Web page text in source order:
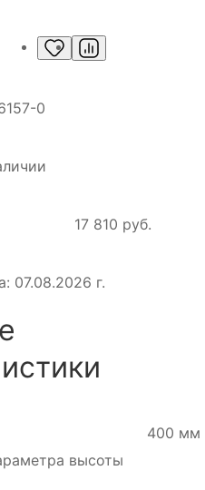
0
17 810 руб.
07.08.2026 г.
400 мм